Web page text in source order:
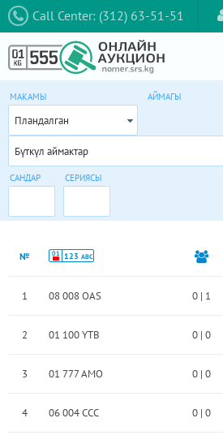
Call Center: (312) 63-51-51
МАКАМЫ
Пландалган
АЙМАГЫ
Бүткүл аймактар
САНДАР СЕРИЯСЫ
№ 01 123 ABC
1 08 008 OAS 0| 1
2 01 100 YTB 0| 0
3 01 777 AMO 0| 0
4 06 004 CCC 0| 0